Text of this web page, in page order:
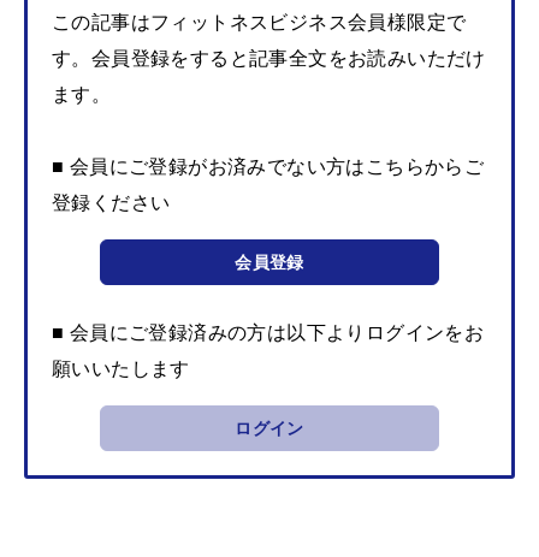
この記事はフィットネスビジネス会員様限定で
す。会員登録をすると記事全文をお読みいただけ
ます。
■ 会員にご登録がお済みでない方はこちらからご
登録ください
会員登録
■ 会員にご登録済みの方は以下よりログインをお
願いいたします
ログイン